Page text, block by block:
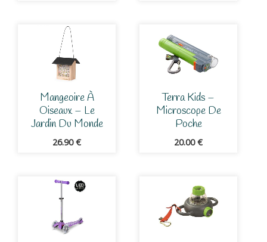
Mangeoire À
Oiseaux – Le
Jardin Du Monde
26.90€
Terra Kids –
Microscope De
Poche
20.00€